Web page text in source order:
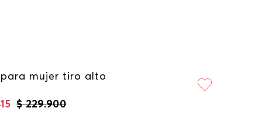
para mujer tiro alto
$ 229.900